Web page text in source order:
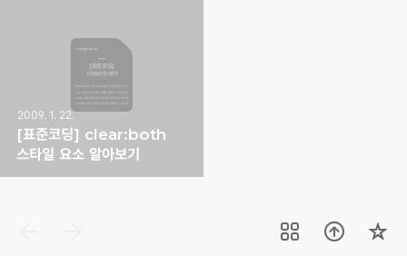
2009. 1. 22.
16:55
[표준코딩] clear:both
스타일 요소 알아보기
니다. 다음과 같이 나란히 두개의 영역이 나오게 태그에
float 속성을 주겠습니다. 1번 2번 1번 2번 float속성
로 표시된 clear 속성을 삽입결과 2번 div 가 아래로
떨어지는 걸 보실 수 있습니다. 이 예제는 clear:both
간 다르겠죠. ^^;;;)
[표준코딩]
clear:both
soulgraphy